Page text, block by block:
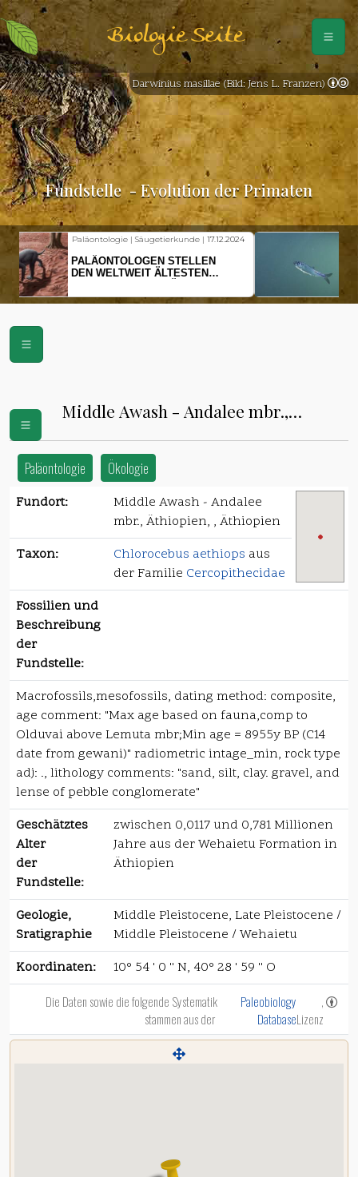
Biologie Seite
Fundstelle - Evolution der Primaten
Fischkunde | Klimawandel |18.11.2024
KLIMAWANDEL SETZT
HERINGSLARVEN UNTER
Darwinius masillae (Bild: Jens L. Franzen)
Middle Awash - Andalee mbr.,
Paläontologie Ökologie
Fundort:
Middle Awash - Andalee
mbr., Äthiopien, , Äthiopien
Taxon:
Chlorocebus aethiops aus
der Familie Cercopithecidae
Fossilien und
Beschreibung
der
Fundstelle:
Macrofossils,mesofossils, dating method: composite,
age comment: "Max age based on fauna,comp to
Olduvai above Lemuta mbr;Min age = 8955y BP (C14
date from gewani)" radiometric intage_min, rock type
adj: ., lithology comments: "sand, silt, clay. gravel, and
lense of pebble conglomerate"
Geschätztes
Alter
der
Fundstelle:
zwischen 0,0117 und 0,781 Millionen
Jahre aus der Wehaietu Formation in
Äthiopien
Geologie,
Sratigraphie
Middle Pleistocene, Late Pleistocene /
Middle Pleistocene / Wehaietu
Koordinaten:
10° 54 ' 0 '' N, 40° 28 ' 59 '' O
Die Daten sowie die folgende Systematik
stammen aus der
Paleobiology
Database
,
Lizenz